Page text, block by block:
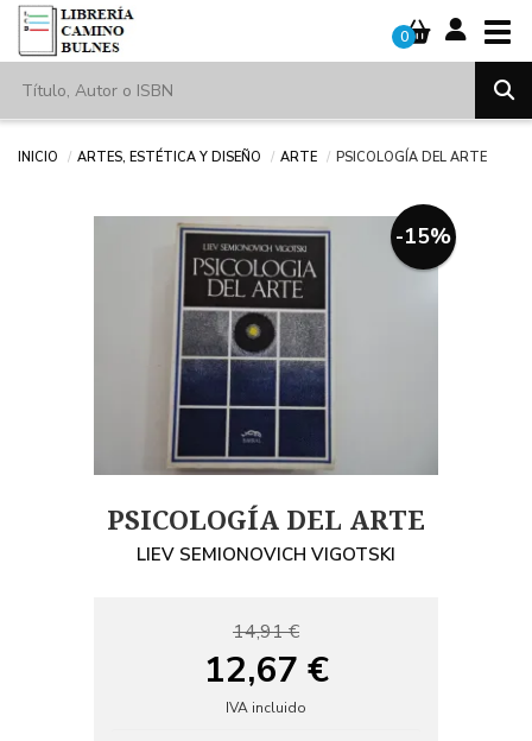
0
Inicio Artes, estética y diseño Arte PSICOLOGÍA DEL ARTE
-15%
PSICOLOGÍA DEL ARTE
LIEV SEMIONOVICH VIGOTSKI
14,91 €
12,67 €
IVA incluido